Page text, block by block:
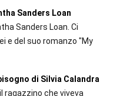
Sanders Loan
Sanders Loan. Ci
e del suo romanzo "My
di Silvia Calandra
ragazzino che viveva